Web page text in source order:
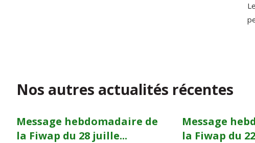
Nos autres actualités récentes
Message hebdomadaire de
la Fiwap du 28 juille...
Message
la Fiwap du